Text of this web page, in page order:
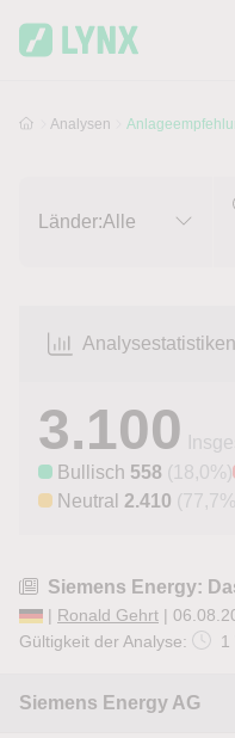
Analysen
Länder:Alle
Analysestatistiken
3.100
Bullisch 558 (18,0%)
Neutral 2.410
Siemens Energy:
| Ronald Gehrt |
Gültigkeit der Analyse:
1
Siemens Energy AG